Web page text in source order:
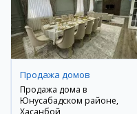
Продажа домов
Продажа дома в
Юнусабадском районе,
Хасанбой